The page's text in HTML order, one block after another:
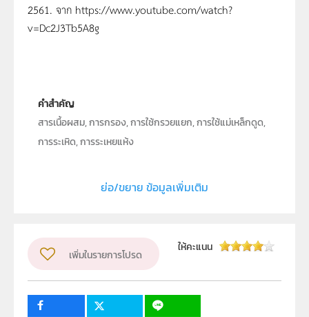
2561. จาก https://www.youtube.com/watch?
v=Dc2J3Tb5A8g
คำสำคัญ
สารเนื้อผสม, การกรอง, การใช้กรวยแยก, การใช้แม่เหล็กดูด,
การระเหิด, การระเหยแห้ง
ศุภาวิตา จรรยา
ระดับชั้น
ครู, นักเรียน, บุคคลทั่วไป
ย่อ/ขยาย ข้อมูลเพิ่มเติม
เพิ่มในรายการโปรด
ให้คะแนน